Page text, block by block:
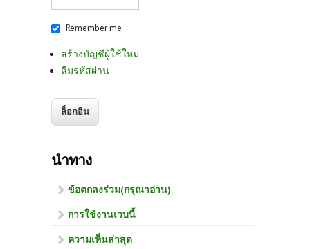
Remember me
สร้างบัญชีผู้ใช้ใหม่
ลืมรหัสผ่าน
นำทาง
ข้อตกลงร่วม(กรุณาอ่าน)
การใช้งานเวบนี้
ความเห็นล่าสุด